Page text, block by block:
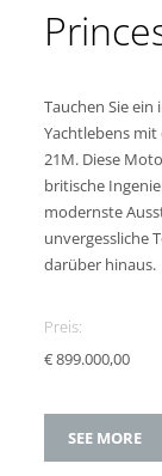
Tauchen Sie ein
Yachtlebens
21M. Diese
britische
modernste
unvergessliche
darüber hinaus.
Preis:
€ 899.000,00
SEE MORE